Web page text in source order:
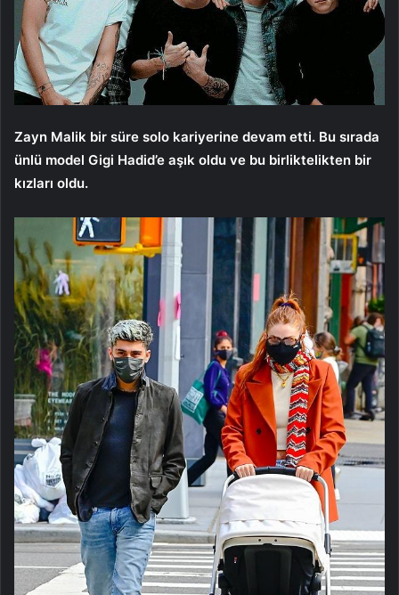
Zayn Malik bir süre solo kariyerine devam etti. Bu sırada
ünlü model Gigi Hadid’e aşık oldu ve bu birliktelikten bir
kızları oldu.